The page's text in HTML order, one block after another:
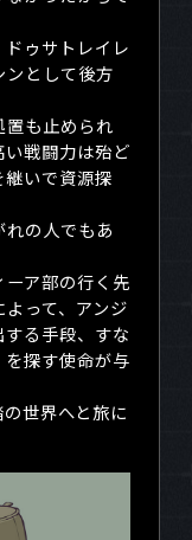
ゥサトレイレ
ンとして後方
置も止められ
戦闘力は殆ど
いで資源探
の人でもあ
ア部の行く先
って、アンジ
る手段、すな
探す使命が与
世界へと旅に